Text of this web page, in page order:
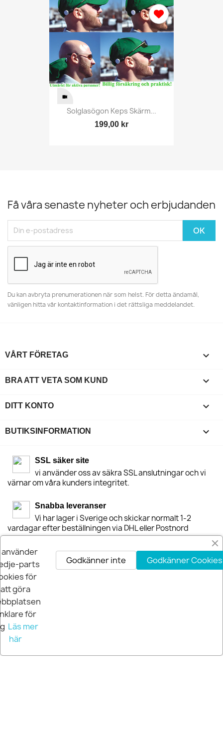
Solglasögon Keps Skärm...
199,00 kr
Få våra senaste nyheter och erbjudanden
Du kan avbryta prenumerationen när som helst. För detta ändamål,
vänligen hitta vår kontaktinformation i det rättsliga meddelandet.
VÅRT FÖRETAG 
BRA ATT VETA SOM KUND 
DITT KONTO 
BUTIKSINFORMATION keyboard_arrow_down
SSL säker site
vi använder oss av säkra SSL anslutningar och vi
värnar om våra kunders integritet.
Snabba leveranser
Vi har lager i Sverige och skickar normalt 1-2
vardagar efter beställningen via DHL eller Postnord
30-dagars Nöjdhetsgaranti
Är du inte nöjd får du pengarna tillbaka inom 30-
dagar.
använder
parts
för
att göra
för
Läs mer
här
Godkänner Cookies
Godkänner inte